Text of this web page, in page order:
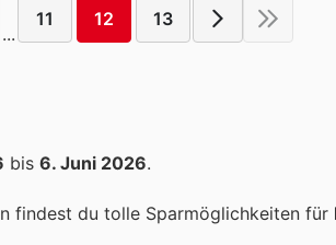
...
11 12 13
bis 6. Juni 2026.
findest du tolle Sparmöglichkeiten für